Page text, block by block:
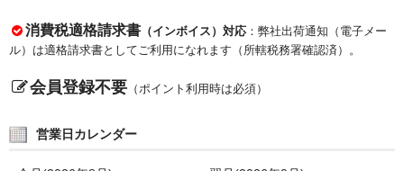
消費税適格請求書 （インボイス）対応 ：弊社出荷通知（電子メー
ル）は適格請求書としてご利用になれます（所轄税務署確認済）。
会員登録不要 （ポイント利用時は必須）
営業日カレンダー